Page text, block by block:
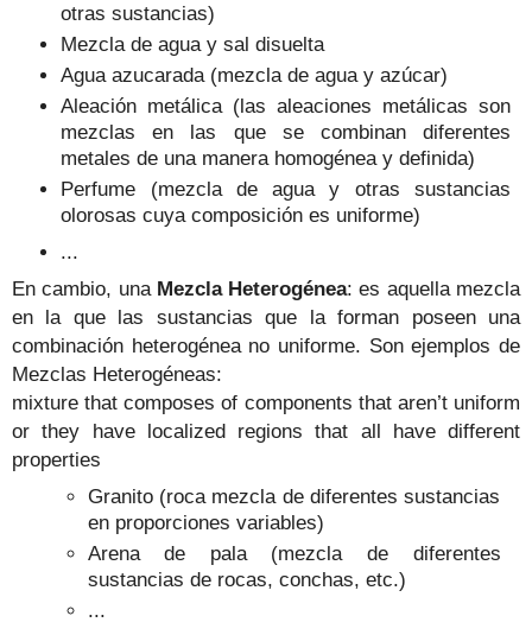
otras sustancias)
Mezcla de agua y sal disuelta
Agua azucarada (mezcla de agua y azúcar)
Aleación metálica (las aleaciones metálicas son
mezclas en las que se combinan diferentes
metales de una manera homogénea y definida)
Perfume (mezcla de agua y otras sustancias
olorosas cuya composición es uniforme)
En cambio, una Mezcla Heterogénea: es aquella mezcla
en la que las sustancias que la forman poseen una
combinación heterogénea no uniforme. Son ejemplos de
Mezclas Heterogéneas:
mixture that composes of components that aren’t uniform
or they have localized regions that all have different
properties
Granito (roca mezcla de diferentes sustancias
en proporciones variables)
Arena de pala (mezcla de diferentes
sustancias de rocas, conchas, etc.)
...